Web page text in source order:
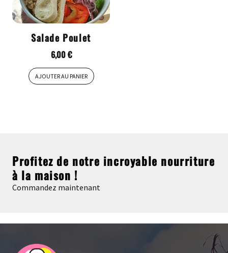
Salade Poulet
6,00€
AJOUTER AU PANIER
Profitez de notre incroyable nourriture
à la maison !
Commandez maintenant